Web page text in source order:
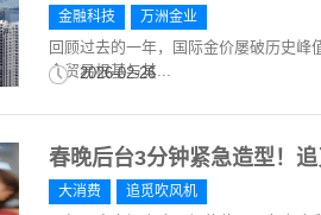
金融科技 万洲金业
回顾过去的一年，国际金价屡破历史
金贸易根基与其...
2026-02-26
春晚后台3分钟紧急造型！
大消费 追觅吹风机